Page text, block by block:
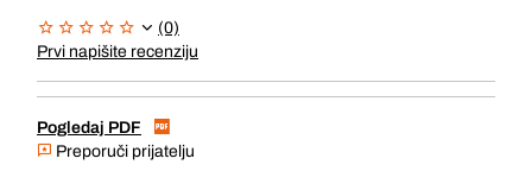
(0)
Prvi napišite recenziju
Pogledaj PDF
Preporuči prijatelju